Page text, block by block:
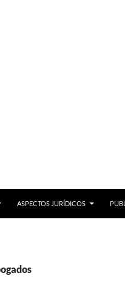
ASPECTOS JURÍDICOS